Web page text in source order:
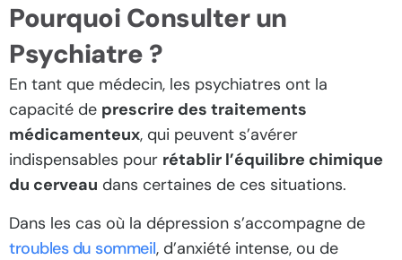
Pourquoi Consulter un
Psychiatre ?
En tant que médecin, les psychiatres ont la
capacité de prescrire des traitements
médicamenteux, qui peuvent s’avérer
indispensables pour rétablir l’équilibre chimique
du cerveau dans certaines de ces situations.
Dans les cas où la dépression s’accompagne de
troubles du sommeil, d’anxiété intense, ou de